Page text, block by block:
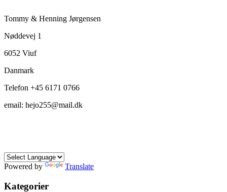
Tommy & Henning Jørgensen
Nøddevej 1
6052 Viuf
Danmark
Telefon +45 6171 0766
email: hejo255@mail.dk
Powered by Translate
Kategorier